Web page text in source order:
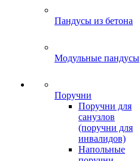
Пандусы из бетона
Модульные пандусы
Поручни
Поручни для
санузлов
(поручни для
инвалидов)
Напольные